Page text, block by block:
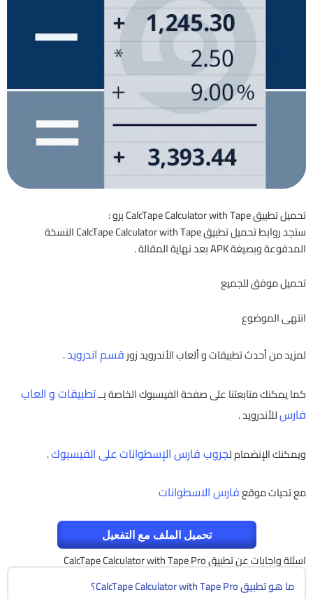
تحميل تطبيق CalcTape Calculator with Tape برو :
ستجد روابط تحميل تطبيق CalcTape Calculator with Tape النسخة
المدفوعة وبصيغة APK بعد نهاية المقالة .
تحميل موفق للجميع
انتهى الموضوع
لمزيد من أحدث تطبيقات و ألعاب الأندرويد زورقسم اندرويد.
كما يمكنك متابعتنا على صفحة الفيسبوك الخاصة بــتطبيقات و العاب
فارسللأندرويد .
ويمكنك الإنضمام لجروب فارس الإسطوانات على الفيسبوك.
مع تحيات موقعفارس الاسطوانات
تحميل الملف مع التفعيل
اسئلة واجابات عن تطبيق CalcTape Calculator with Tape Pro
ما هو تطبيق CalcTape Calculator with Tape Pro؟